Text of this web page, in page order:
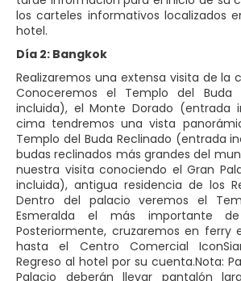
los carteles informativos localizados
hotel.
Día 2: Bangkok
Realizaremos una extensa visita de la
Conoceremos el Templo del
incluida), el Monte Dorado (entrada
cima tendremos una vista
Templo del Buda Reclinado (entrada
budas reclinados más grandes del
nuestra visita conociendo el Gran
incluida), antigua residencia de los
Dentro del palacio veremos el
Esmeralda el más importante
Posteriormente, cruzaremos en ferry
hasta el Centro Comercial
Regreso al hotel por su cuenta.Nota:
Palacio deberán llevar pantalón